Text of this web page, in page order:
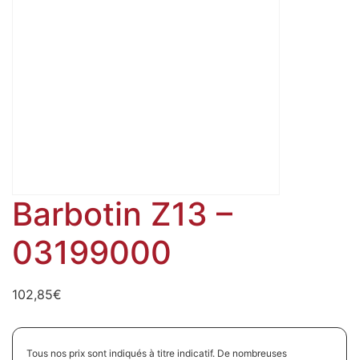
Barbotin Z13 –
03199000
102,85€
Tous nos prix sont indiqués à titre indicatif. De nombreuses